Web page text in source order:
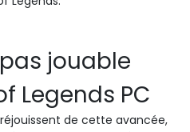
jouable
Legends PC
de cette avancée,